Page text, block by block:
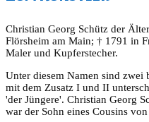
Christian Georg Schütz der
Flörsheim am Main; † 1791 in
Maler und Kupferstecher.
Unter diesem Namen sind zwei
mit dem Zusatz I und II
'der Jüngere'. Christian Georg
war der Sohn eines Cousins